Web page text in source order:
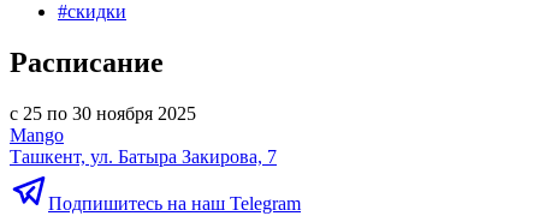
#скидки
Расписание
с 25 по 30 ноября 2025
Mango
Ташкент, ул. Батыра Закирова, 7
Подпишитесь на наш Telegram